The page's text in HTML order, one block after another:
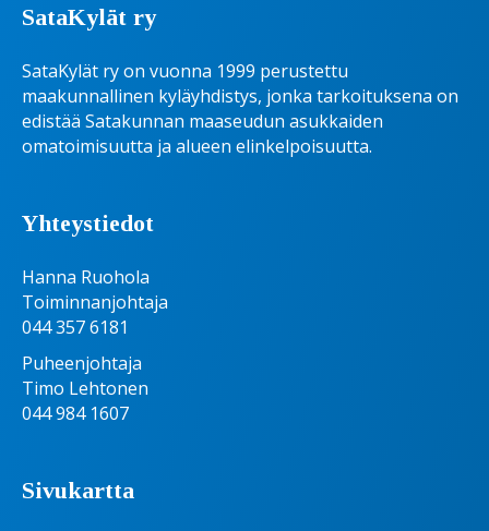
SataKylät ry
SataKylät ry on vuonna 1999 perustettu
maakunnallinen kyläyhdistys, jonka tarkoituksena on
edistää Satakunnan maaseudun asukkaiden
omatoimisuutta ja alueen elinkelpoisuutta.
Yhteystiedot
Hanna Ruohola
Toiminnanjohtaja
044 357 6181
Puheenjohtaja
Timo Lehtonen
044 984 1607
Sivukartta